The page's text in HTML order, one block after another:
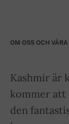
OM OSS OCH
Kashmir är
kommer att
den